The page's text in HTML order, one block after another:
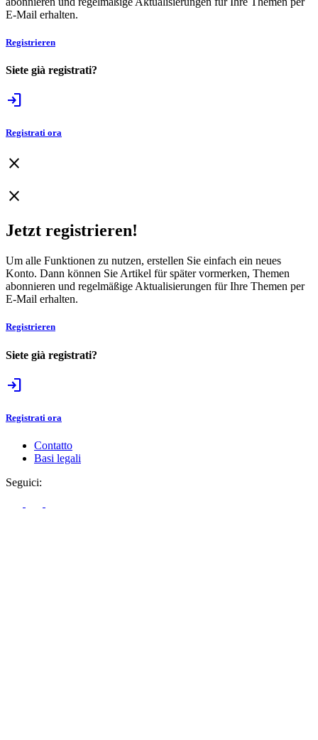
E-Mail erhalten.
Registrieren
Siete già registrati?
login
Registrati ora
close
close
Jetzt registrieren!
Um alle Funktionen zu nutzen, erstellen Sie einfach ein neues
Konto. Dann können Sie Artikel für später vormerken, Themen
abonnieren und regelmäßige Aktualisierungen für Ihre Themen per
E-Mail erhalten.
Registrieren
Siete già registrati?
login
Registrati ora
Contatto
Basi legali
Seguici: